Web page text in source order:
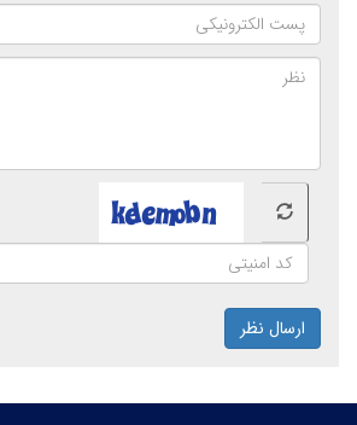
ارسال نظر